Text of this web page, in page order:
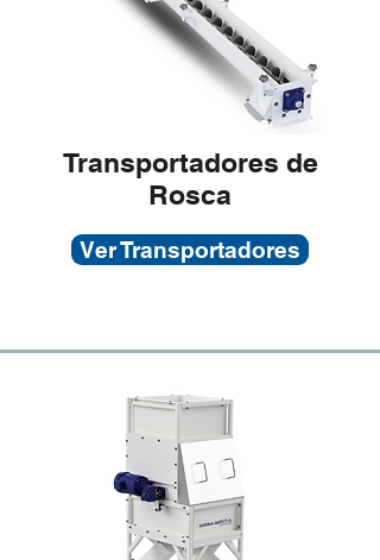
Transportadores de
Rosca
Ver Transportadores